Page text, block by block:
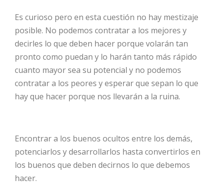
Es curioso pero en esta cuestión no hay mestizaje
posible. No podemos contratar a los mejores y
decirles lo que deben hacer porque volarán tan
pronto como puedan y lo harán tanto más rápido
cuanto mayor sea su potencial y no podemos
contratar a los peores y esperar que sepan lo que
hay que hacer porque nos llevarán a la ruina.
Encontrar a los buenos ocultos entre los demás,
potenciarlos y desarrollarlos hasta convertirlos en
los buenos que deben decirnos lo que debemos
hacer.